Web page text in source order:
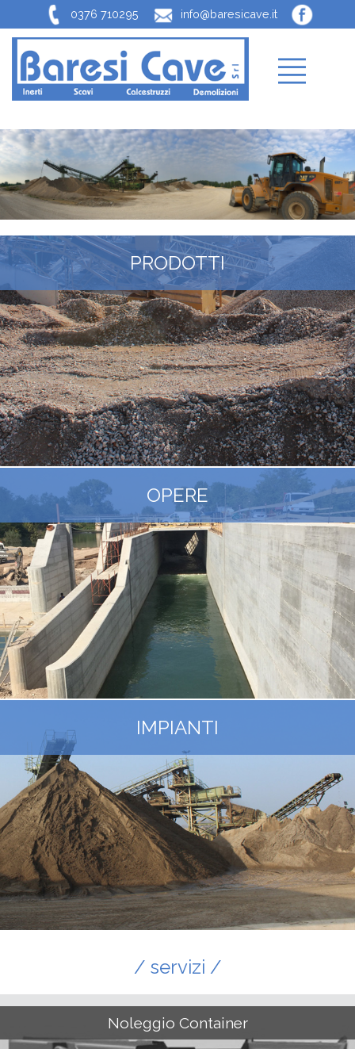
0376 710295 info@baresicave.it
PRODOTTI
OPERE
IMPIANTI
/ servizi /
Noleggio Container